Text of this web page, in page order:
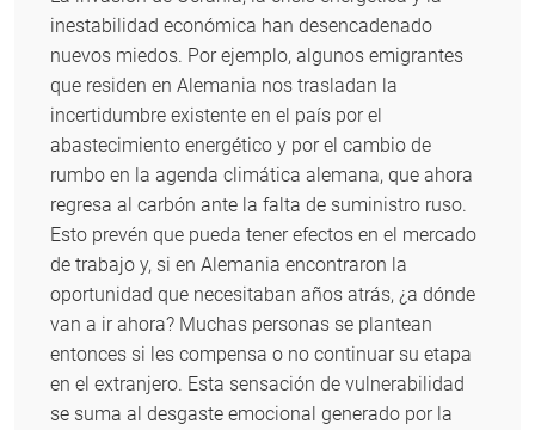
inestabilidad económica han desencadenado
nuevos miedos. Por ejemplo, algunos emigrantes
que residen en Alemania nos trasladan la
incertidumbre existente en el país por el
abastecimiento energético y por el cambio de
rumbo en la agenda climática alemana, que ahora
regresa al carbón ante la falta de suministro ruso.
Esto prevén que pueda tener efectos en el mercado
de trabajo y, si en Alemania encontraron la
oportunidad que necesitaban años atrás, ¿a dónde
van a ir ahora? Muchas personas se plantean
entonces si les compensa o no continuar su etapa
en el extranjero. Esta sensación de vulnerabilidad
se suma al desgaste emocional generado por la